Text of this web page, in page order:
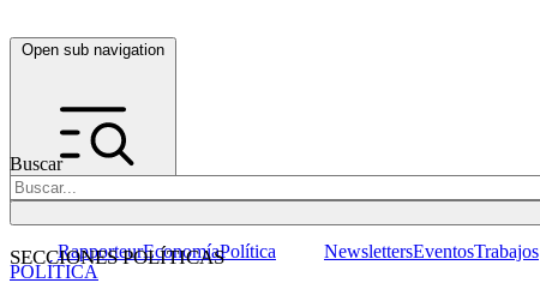
Open sub navigation
Buscar
SECCIONES POLÍTICAS
RapporteurEconomíaPolítica NewslettersEventosTrabajos
POLÍTICA